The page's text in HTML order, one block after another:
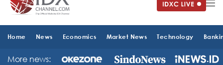
Home News Economics Market News Technology
More news: